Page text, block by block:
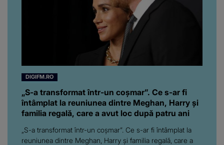
DIGIFM.RO
„S-a transformat într-un coșmar”. Ce s-ar fi
întâmplat la reuniunea dintre Meghan, Harry și
familia regală, care a avut loc după patru ani
„S-a transformat într-un coșmar”. Ce s-ar fi întâmplat la
reuniunea dintre Meghan, Harry și familia regală, care a